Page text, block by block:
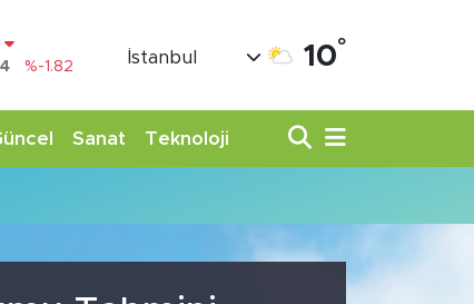
%-1.82
%0.02
İstanbul 10°
Sanat Teknoloji